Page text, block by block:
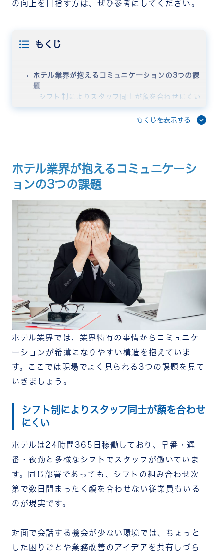
の向上を目指す方は、ぜひ参考にしてください。
もくじ
ホテル業界が抱えるコミュニケーションの3つの課
題
シフト制によりスタッフ同士が顔を合わせにくい
多様な雇用形態のスタッフが混在している
ホテルでコミュニケーションを活性化する5つの方
法
ビジネスチャットツールで時間と場所の制約を超
える
1on1ミーティングで上司と部下の関係を深める
部門横断のミーティングや交流会を設ける
称賛・感謝の文化を組織に根付かせる
称賛文化で組織を変える「RECOG」の活用
コミュニケーション活性化のために押さえたいポイ
経営層から率先して取り組む
目的を明確にして従業員に共有する
継続できる仕組みに落とし込む
まとめ
もくじを表示する
ホテル業界が抱えるコミュニケーシ
ョンの3つの課題
ホテル業界では、業界特有の事情からコミュニケ
ーションが希薄になりやすい構造を抱えていま
す。ここでは現場でよく見られる3つの課題を見て
いきましょう。
シフト制によりスタッフ同士が顔を合わせ
にくい
ホテルは24時間365日稼働しており、早番・遅
番・夜勤と多様なシフトでスタッフが働いていま
す。同じ部署であっても、シフトの組み合わせ次
第で数日間まったく顔を合わせない従業員もいる
のが現実です。
対面で会話する機会が少ない環境では、ちょっと
した困りごとや業務改善のアイデアを共有しづら